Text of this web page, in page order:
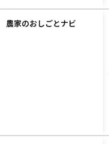
農家のおしごとナビ